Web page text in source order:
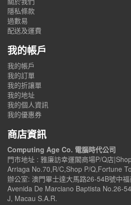
隱私條款
過數易
配送及運費
我的帳戶
我的帳戶
我的訂單
我的折讓單
我的地址
我的個人資訊
我的優惠券
商店資訊
Computing Age Co. 電腦時代公司
門市地址 : 雅廉訪幸運閣商場P/Q店
Arriaga No.70,R/C,Shop P/Q,Fortune
辦公室: 澳門畢士達大馬路26-54B號中
Avenida De Marciano Baptista No.26-
J, Macau S.A.R.